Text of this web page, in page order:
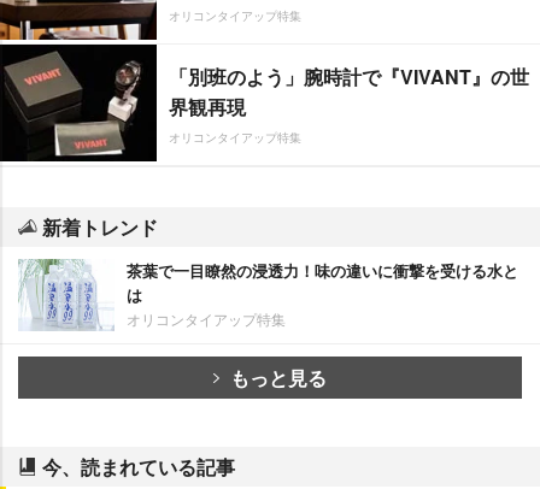
オリコンタイアップ特集
「別班のよう」腕時計で『VIVANT』の世
界観再現
オリコンタイアップ特集
新着トレンド
茶葉で一目瞭然の浸透力！味の違いに衝撃を受ける水と
は
オリコンタイアップ特集
もっと見る
今、読まれている記事